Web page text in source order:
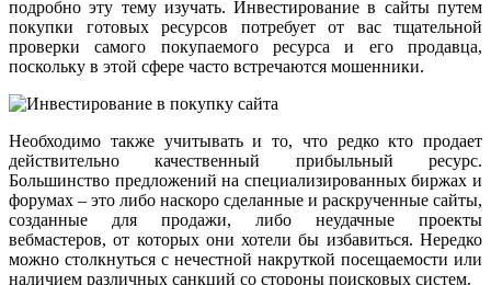
подробно эту тему изучать. Инвестирование в сайты путем
покупки готовых ресурсов потребует от вас тщательной
проверки самого покупаемого ресурса и его продавца,
поскольку в этой сфере часто встречаются мошенники.
Необходимо также учитывать и то, что редко кто продает
действительно качественный прибыльный ресурс.
Большинство предложений на специализированных биржах и
форумах – это либо наскоро сделанные и раскрученные сайты,
созданные для продажи, либо неудачные проекты
вебмастеров, от которых они хотели бы избавиться. Нередко
можно столкнуться с нечестной накруткой посещаемости или
наличием различных санкций со стороны поисковых систем.